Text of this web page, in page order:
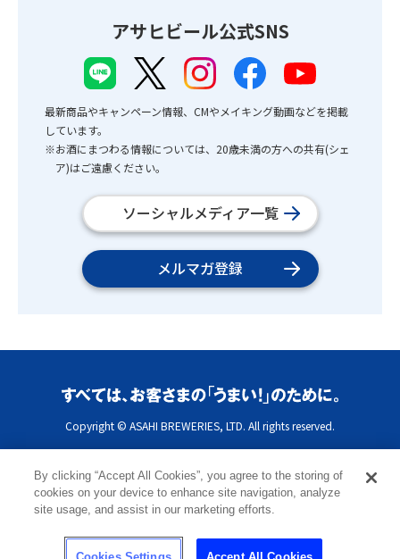
アサヒビール公式SNS
最新商品やキャンペーン情報、CMやメイキング動画などを掲載
しています。
※お酒にまつわる情報については、20歳未満の方への共有(シェ
ア)はご遠慮ください。
ソーシャルメディア一覧
メルマガ登録
Copyright © ASAHI BREWERIES, LTD. All rights reserved.
By clicking “Accept All Cookies”, you agree to the storing of
cookies on your device to enhance site navigation, analyze
site usage, and assist in our marketing efforts.